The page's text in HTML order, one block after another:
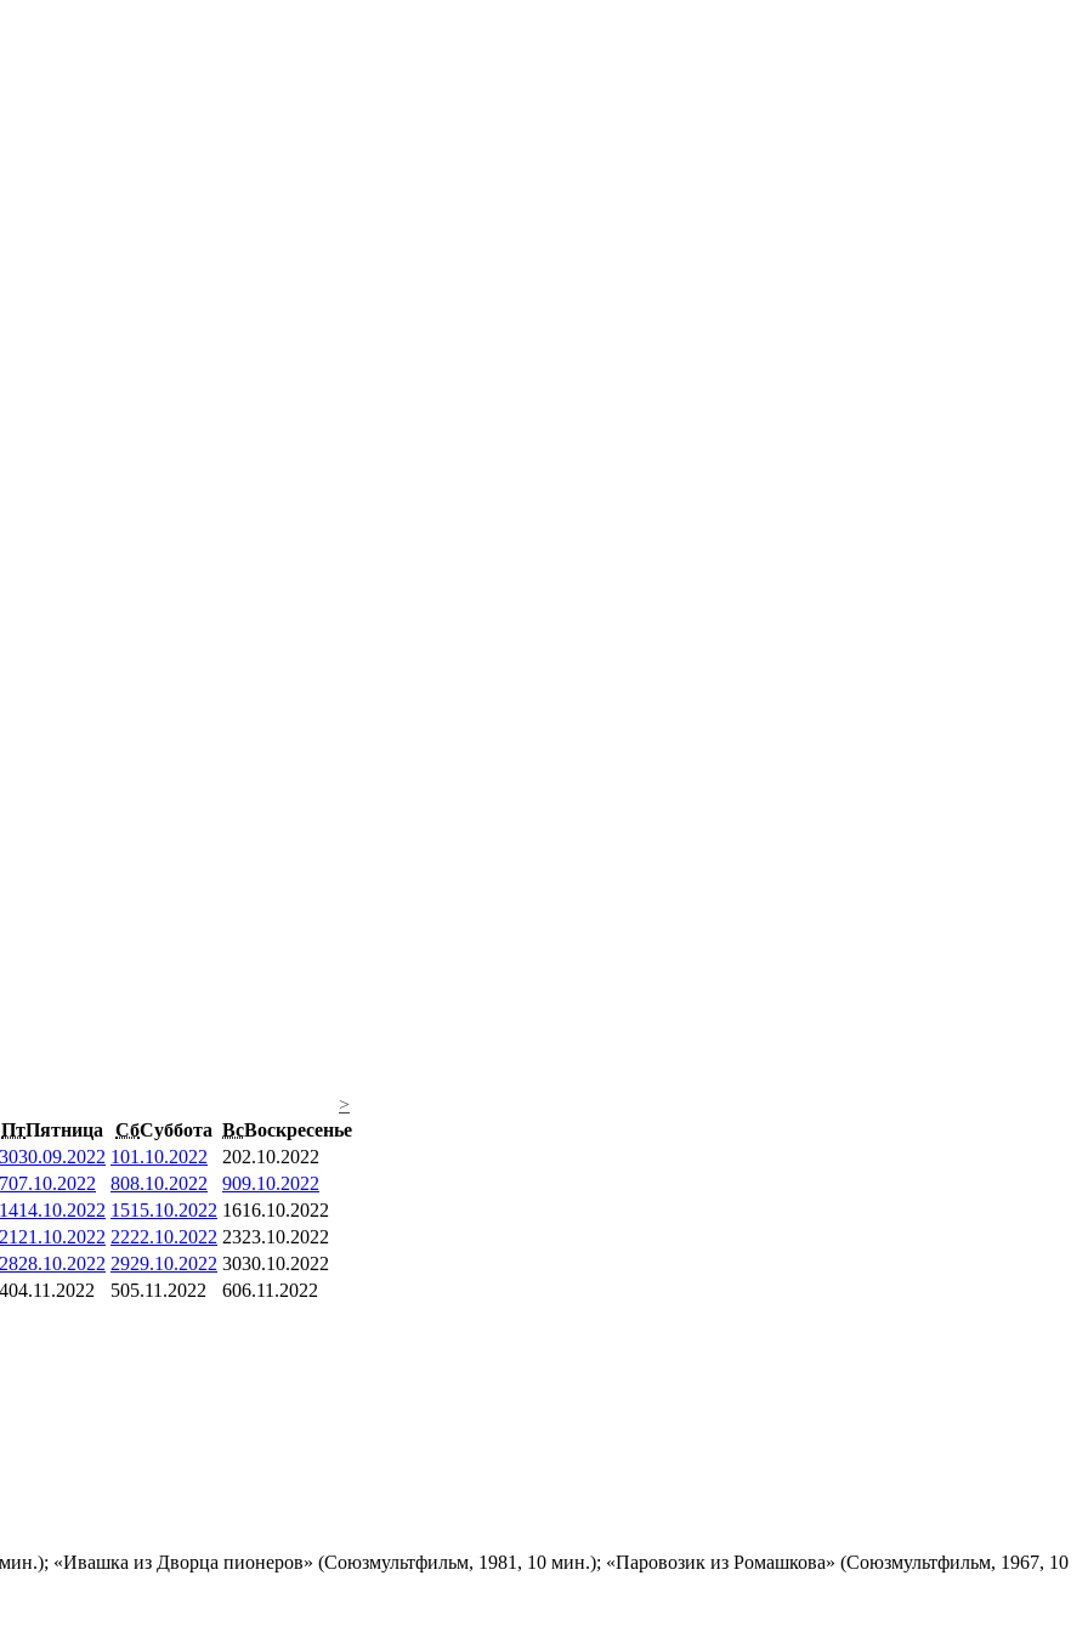
>
ПтПятница СбСуббота ВсВоскресенье
3030.09.2022 101.10.2022 202.10.2022
707.10.2022 808.10.2022 909.10.2022
1414.10.2022 1515.10.2022 1616.10.2022
21 21.10.2022 2222.10.2022 2323.10.2022
2828.10.2022 2929.10.2022 3030.10.2022
404.11.2022 505.11.2022 606.11.2022
«Ивашка из Дворца пионеров» (Союзмультфильм, 1981, 10 мин.); «Паровозик из Ромашкова» (Союзмультфильм, 1967, 10